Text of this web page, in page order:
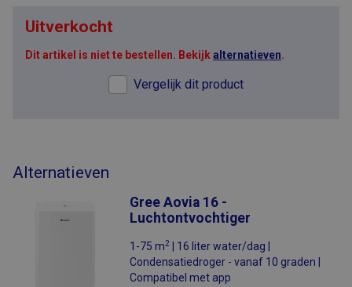
Uitverkocht
Dit artikel is niet te bestellen. Bekijkalternatieven.
Vergelijk dit product
Alternatieven
Gree Aovia 16 -
Luchtontvochtiger
1-75 m2
| 16 liter water/dag |
Condensatiedroger - vanaf 10 graden |
Compatibel met app